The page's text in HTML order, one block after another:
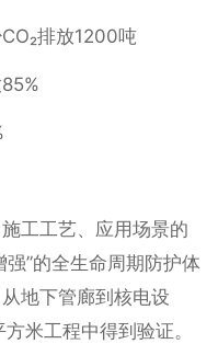
排放1200吨
工工艺、应用场景的
”的全生命周期防护体
地下管廊到核电设
米工程中得到验证。